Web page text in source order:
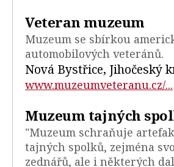
Veteran muzeum
Muzeum se sbírkou
automobilových veteránů.
Nová Bystřice, Jihočeský
www.muzeumveteranu.cz/...
Muzeum tajných
"Muzeum schraňuje
tajných spolků, zejména
zednářů, ale i některých